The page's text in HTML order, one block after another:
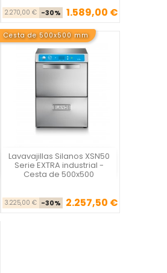
Precio base
2.270,00 € -30% Precio
1.589,00 €
Cesta de 500x500 mm
Lavavajillas Silanos XSN50
Serie EXTRA industrial -
Cesta de 500x500
Precio base
3.225,00 € -30% Precio
2.257,50 €

Vista rápida